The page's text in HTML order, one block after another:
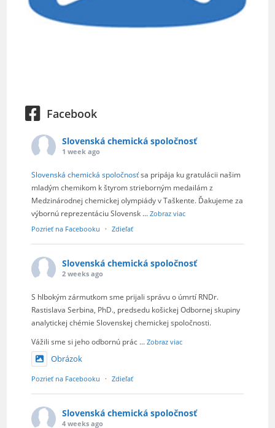
Facebook
Slovenská chemická spoločnosť
1 week ago
Slovenská chemická spoločnosťsa pripája ku gratulácii našim
mladým chemikom k štyrom strieborným medailám z
Medzinárodnej chemickej olympiády v Taškente. Ďakujeme za
výbornú reprezentáciu Slovensk ...Zobraz viac
Pozrieť na Facebooku
· Zdieľať
Slovenská chemická spoločnosť
2 weeks ago
S hlbokým zármutkom sme prijali správu o úmrtí RNDr.
Rastislava Serbina, PhD., predsedu košickej Odbornej skupiny
analytickej chémie Slovenskej chemickej spoločnosti.
Vážili sme si jeho odbornú prác ...Zobraz viac
Obrázok
Pozrieť na Facebooku · Zdieľať
Slovenská chemická spoločnosť
4 weeks ago